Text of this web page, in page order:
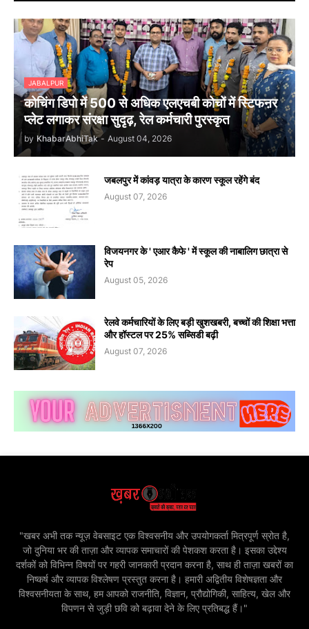
JABALPUR
कोचिंग डिपो में 500 से अधिक एलएचबी कोचों में स्टिफऩर
प्लेट लगाकर संरक्षा सुदृढ़, रेल कर्मचारी पुरस्कृत
by KhabarAbhiTak - August 04, 2026
जबलपुर में कांवड़ यात्रा के कारण स्कूल रहेंगे बंद
August 07, 2026
विजयनगर के ' एआर कैफे ' में स्कूल की नाबालिग छात्रा से
रेप
August 05, 2026
रेलवे कर्मचारियों के लिए बड़ी खुशखबरी, बच्चों की शिक्षा भत्ता
और हॉस्टल पर 25% सब्सिडी बढ़ी
August 07, 2026
"खबर अभी तक न्यूज़ वेबसाइट एक विश्वसनीय और उपयोगकर्ता मित्रपूर्ण स्रोत है,
जो दुनिया भर की ताज़ा और व्यापक समाचारों की पेशकश करता है। इसका उद्देश्य
दर्शकों को विभिन्न विषयों पर गहरी जानकारी प्रदान करना है, साथ ही ताज़ा खबरों का
निष्कर्ष और व्यापक विश्लेषण प्रस्तुत करना है। हमारी अद्वितीय विशेषज्ञता और
विश्वसनीयता के साथ, हम आपको राजनीति, विज्ञान, प्रौद्योगिकी, साहित्य, खेल और
विपणन से जुड़ी छवि को बढ़ावा देने के लिए प्रतिबद्ध हैं।"